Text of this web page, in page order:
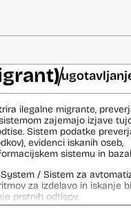
ilegalne migrante,
zajemajo izjave
Sistem podatke
evidenci iskanih oseb,
sistemu in
/ Sistem za
za izdelavo in iskanje
prstnih odtisov.